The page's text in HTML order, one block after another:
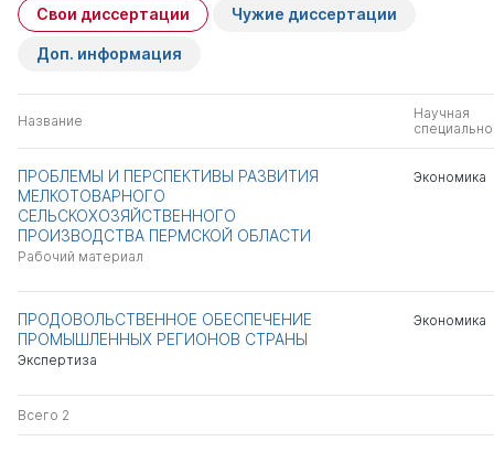
Свои диссертации Чужие диссертации
Доп. информация
Название
Научная
ПРОБЛЕМЫ И ПЕРСПЕКТИВЫ РАЗВИТИЯ
МЕЛКОТОВАРНОГО
СЕЛЬСКОХОЗЯЙСТВЕННОГО
ПРОИЗВОДСТВА ПЕРМСКОЙ ОБЛАСТИ
Рабочий материал
Экономика
ПРОДОВОЛЬСТВЕННОЕ ОБЕСПЕЧЕНИЕ
ПРОМЫШЛЕННЫХ РЕГИОНОВ СТРАНЫ
Экспертиза
Экономика
Всего 2